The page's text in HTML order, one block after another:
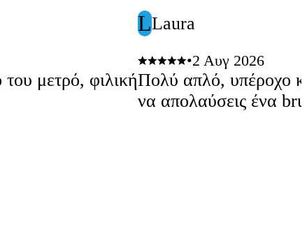
μετρό, φιλική
LLaura
•2 Αυγ 2026
Πολύ απλό, υπέροχο
να απολαύσεις ένα